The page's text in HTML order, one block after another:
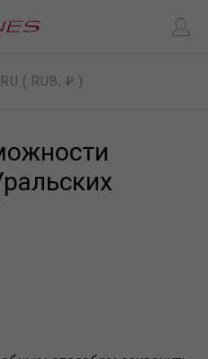
RU ( RUB, ₽ )